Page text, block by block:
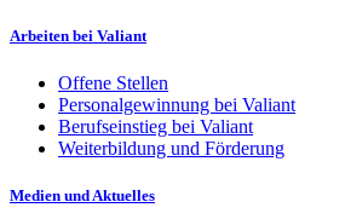
Arbeiten bei Valiant
Offene Stellen
Personalgewinnung bei Valiant
Berufseinstieg bei Valiant
Weiterbildung und Förderung
Medien und Aktuelles